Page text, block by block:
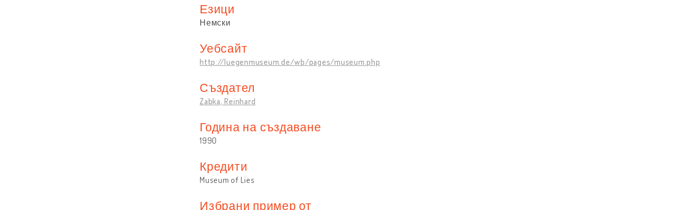
Езици
Немски
Уебсайт
http://luegenmuseum.de/wb/pages/museum.php
Създател
Zabka, Reinhard
Година на създаване
1990
Кредити
Museum of Lies
Избрани пример от